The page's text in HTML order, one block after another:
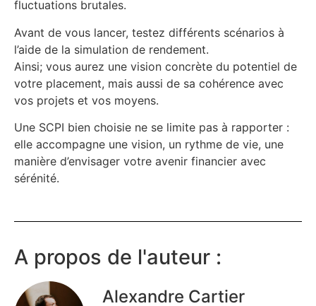
fluctuations brutales.
Avant de vous lancer, testez différents scénarios à
l’aide de la simulation de rendement.
Ainsi; vous aurez une vision concrète du potentiel de
votre placement, mais aussi de sa cohérence avec
vos projets et vos moyens.
Une SCPI bien choisie ne se limite pas à rapporter :
elle accompagne une vision, un rythme de vie, une
manière d’envisager votre avenir financier avec
sérénité.
A propos de l'auteur :
Alexandre Cartier